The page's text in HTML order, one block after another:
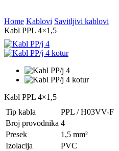
Home Kablovi Savitljivi kablovi
Kabl PPL 4×1,5
Kabl PPL 4×1,5
Tip kabla
PPL / H03VV-F
Broj provodnika 4
Presek
1,5 mm²
Izolacija
PVC